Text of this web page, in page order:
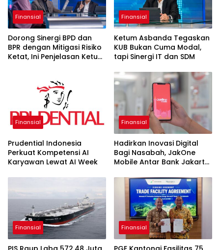
Finansial
Dorong Sinergi BPD dan
BPR dengan Mitigasi Risiko
Ketat, Ini Penjelasan Ketum
Finansial
Ketum Asbanda Tegaskan
KUB Bukan Cuma Modal,
tapi Sinergi IT dan SDM
Finansial
Prudential Indonesia
Perkuat Kompetensi AI
Karyawan Lewat AI Week
Finansial
Hadirkan Inovasi Digital
Bagi Nasabah, JakOne
Mobile Antar Bank Jakarta
Excellence Awards 2026
Finansial Finansial